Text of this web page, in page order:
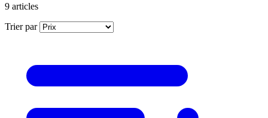
9 articles
Trier par